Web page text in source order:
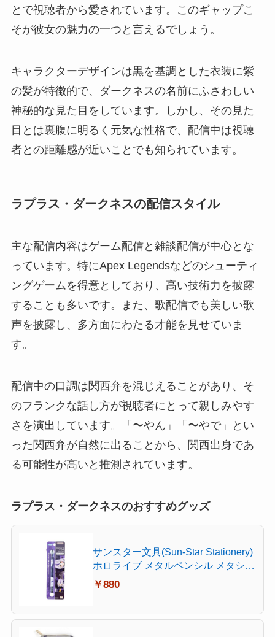
とで視聴者から愛されています。このギャップこ
そが彼女の魅力の一つと言えるでしょう。
キャラクターデザインは黒を基調とした衣装に紫
の髪が特徴的で、ダークネスの名前にふさわしい
神秘的な見た目をしています。しかし、その見た
目とは裏腹に明るく元気な性格で、配信中は視聴
者との距離感が近いことでも知られています。
ラプラス・ダークネスの配信スタイル
主な配信内容はゲーム配信と雑談配信が中心とな
っています。特にApex Legendsなどのシューティ
ングゲームを得意としており、高い技術力を披露
することも多いです。また、歌配信でも美しい歌
声を披露し、多方面にわたる才能を見せていま
す。
配信中の口調は関西弁を混じえることがあり、そ
のフランクな話し方が視聴者にとって親しみやす
さを演出しています。「〜やん」「〜やで」とい
った関西弁が自然に出ることから、関西出身であ
る可能性が高いと推測されています。
ラプラス・ダークネスのおすすめグッズ
サンスター文具(Sun-Star Stationery)
ホロライブ メタルペンシル メタシル
ライトノック hololive Vtuber ラプラ
￥880